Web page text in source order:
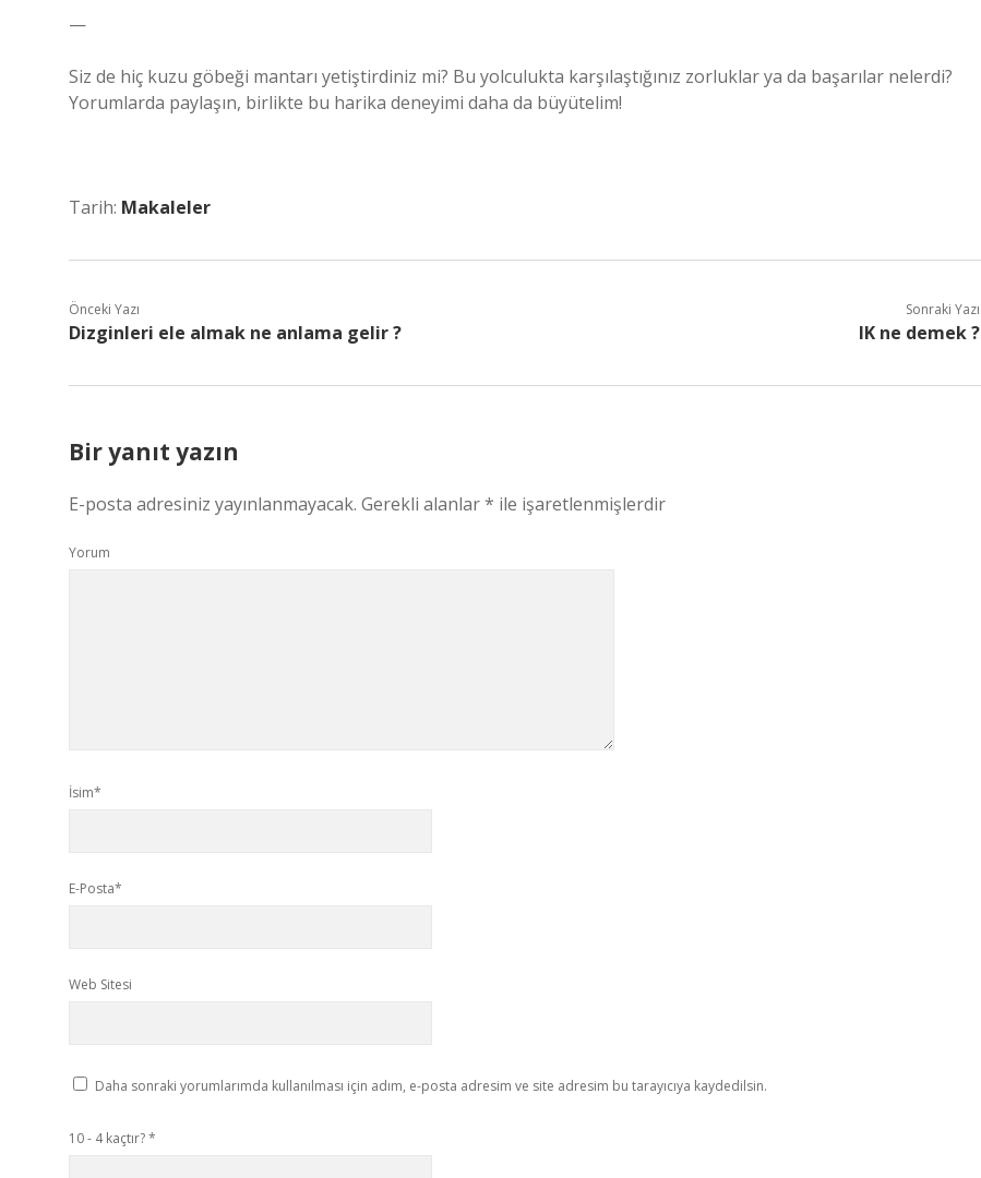
—
Siz de hiç kuzu göbeği mantarı yetiştirdiniz mi? Bu yolculukta karşılaştığınız zorluklar ya da başarılar nelerdi?
Yorumlarda paylaşın, birlikte bu harika deneyimi daha da büyütelim!
Tarih: Makaleler
Önceki Yazı
Dizginleri ele almak ne anlama gelir ?
Sonraki Yazı
IK ne demek ?
Bir yanıt yazın
E-posta adresiniz yayınlanmayacak. Gerekli alanlar* ile işaretlenmişlerdir
Yorum
İsim*
E-Posta*
Web Sitesi
Daha sonraki yorumlarımda kullanılması için adım, e-posta adresim ve site adresim bu tarayıcıya kaydedilsin.
10 - 4 kaçtır?*